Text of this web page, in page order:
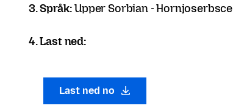
3. Språk:Upper Sorbian - Hornjoserbsce
4. Last ned:
Last ned no